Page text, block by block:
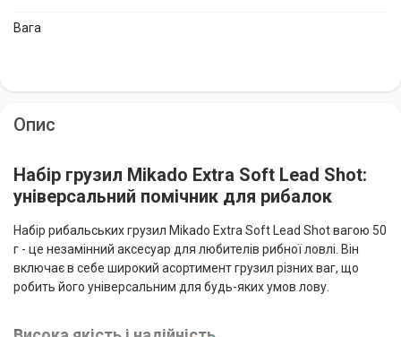
Вага
Опис
Набір грузил Mikado Extra Soft Lead Shot:
універсальний помічник для рибалок
Набір рибальських грузил Mikado Extra Soft Lead Shot вагою 50
г - це незамінний аксесуар для любителів рибної ловлі. Він
включає в себе широкий асортимент грузил різних ваг, що
робить його універсальним для будь-яких умов лову.